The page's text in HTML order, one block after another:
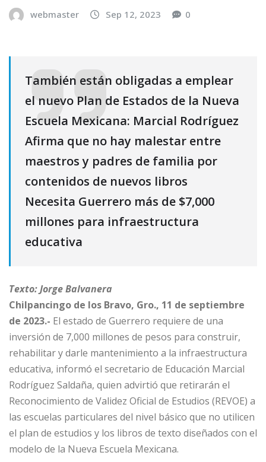
webmaster Sep 12, 2023 0
También están obligadas a emplear
el nuevo Plan de Estados de la Nueva
Escuela Mexicana: Marcial Rodríguez
Afirma que no hay malestar entre
maestros y padres de familia por
contenidos de nuevos libros
Necesita Guerrero más de $7,000
millones para infraestructura
educativa
Texto: Jorge Balvanera
Chilpancingo de los Bravo, Gro., 11 de septiembre
de 2023.- El estado de Guerrero requiere de una
inversión de 7,000 millones de pesos para construir,
rehabilitar y darle mantenimiento a la infraestructura
educativa, informó el secretario de Educación Marcial
Rodríguez Saldaña, quien advirtió que retirarán el
Reconocimiento de Validez Oficial de Estudios (REVOE) a
las escuelas particulares del nivel básico que no utilicen
el plan de estudios y los libros de texto diseñados con el
modelo de la Nueva Escuela Mexicana.